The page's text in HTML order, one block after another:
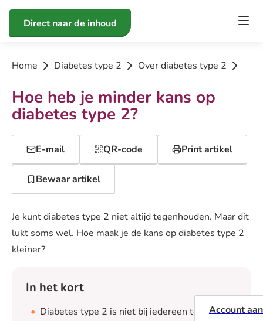
Direct naar de inhoud
Account
Home Diabetes type 2 Over diabetes type 2
Hoe heb je minder kans op
diabetes type 2?
E-mail QR-code Print artikel
Bewaar artikel
Je kunt diabetes type 2 niet altijd tegenhouden. Maar dit
lukt soms wel. Hoe maak je de kans op diabetes type 2
kleiner?
In het kort
Diabetes type 2 is niet bij iedereen te